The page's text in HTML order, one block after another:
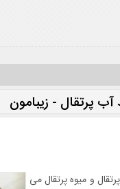
آب پرتقال - زیبامون
و میوه پرتقال می